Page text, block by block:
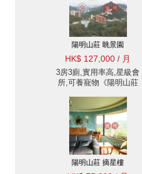
陽明山莊 眺景園
HK$ 127,000 / 月
3房3廁,實用率高,星級會
所,可養寵物《陽明山莊
陽明山莊 摘星樓